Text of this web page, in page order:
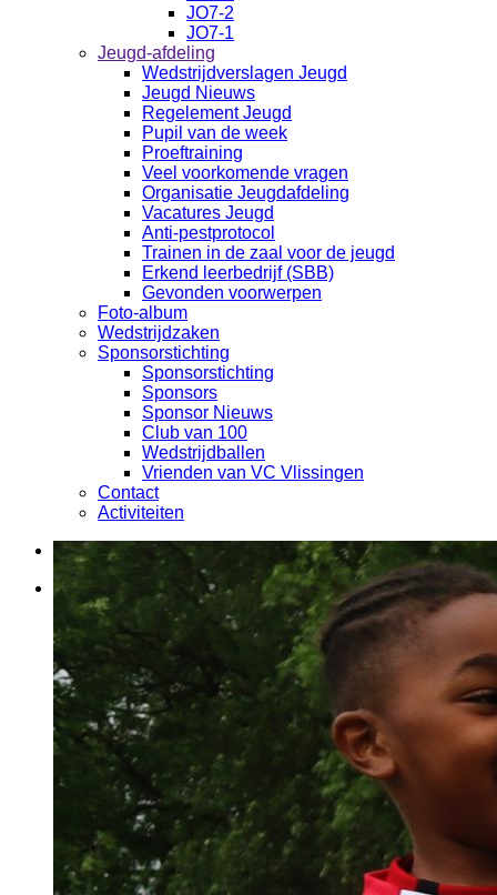
JO7-2
JO7-1
Jeugd-afdeling
Wedstrijdverslagen Jeugd
Jeugd Nieuws
Regelement Jeugd
Pupil van de week
Proeftraining
Veel voorkomende vragen
Organisatie Jeugdafdeling
Vacatures Jeugd
Anti-pestprotocol
Trainen in de zaal voor de jeugd
Erkend leerbedrijf (SBB)
Gevonden voorwerpen
Foto-album
Wedstrijdzaken
Sponsorstichting
Sponsorstichting
Sponsors
Sponsor Nieuws
Club van 100
Wedstrijdballen
Vrienden van VC Vlissingen
Contact
Activiteiten